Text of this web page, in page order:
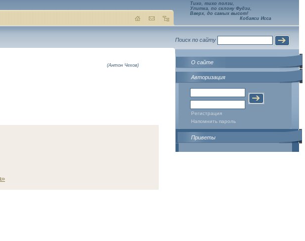
(Антон Чехов)
Тихо, тихо ползи,
Улитка, по склону Фудзи,
Вверх, до самых высот!
Кобаяси Исса
Поиск по сайту
О сайте
Авторизация
Регистрация
Напомнить пароль
Приветы